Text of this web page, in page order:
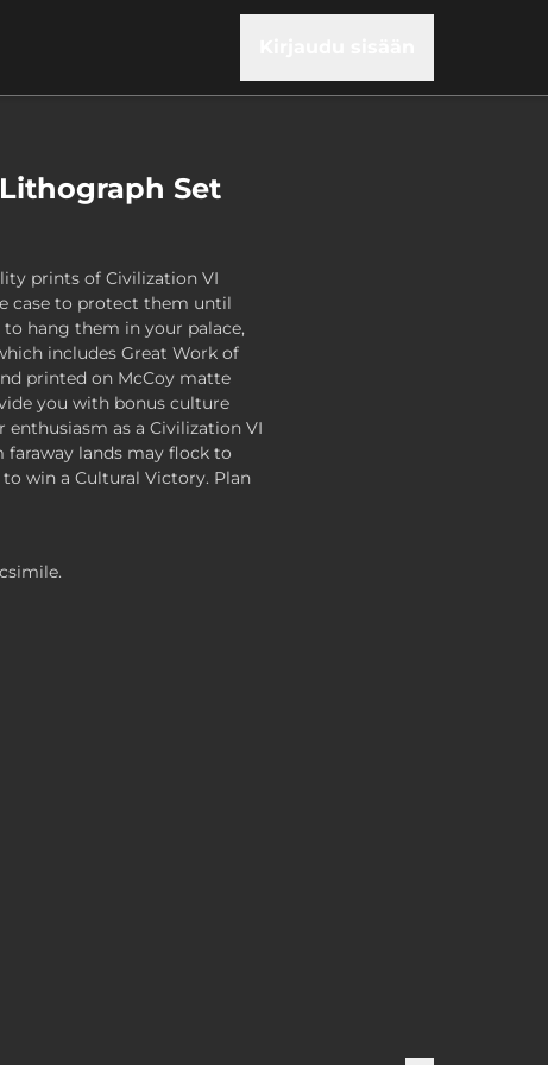
Set
prints of Civilization VI
case to protect them until
to hang them in your palace,
includes Great Work of
printed on McCoy matte
you with bonus culture
as a Civilization VI
faraway lands may flock to
win a Cultural Victory. Plan
Set, , 14,99 $